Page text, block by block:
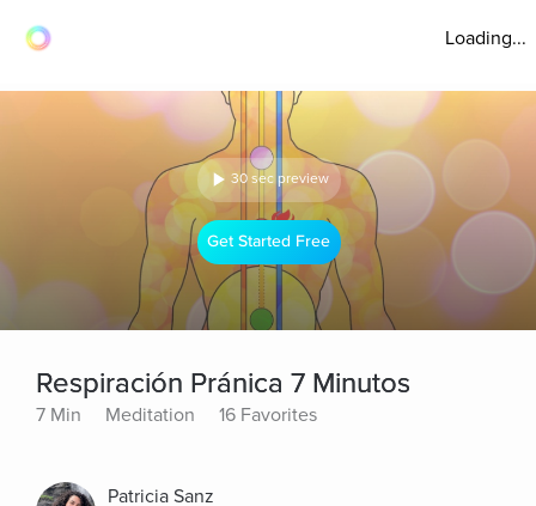
Loading...
30 sec preview
Get Started Free
Respiración Pránica 7 Minutos
7 Min Meditation 16 Favorites
Patricia Sanz